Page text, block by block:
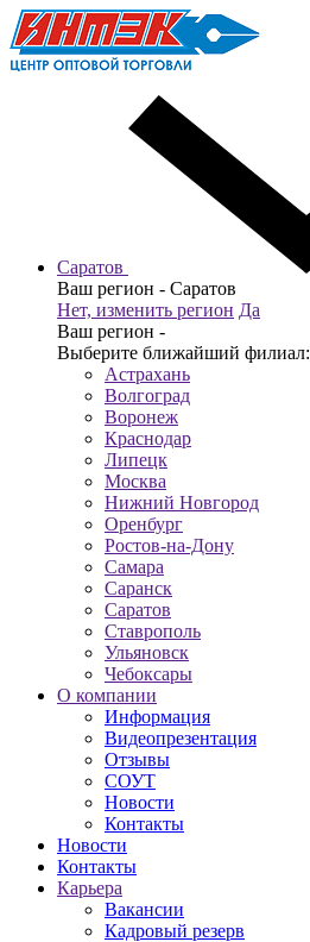
Саратов
Ваш регион - Саратов
Нет, изменить регион Да
Ваш регион -
Выберите ближайший филиал:
Астрахань
Волгоград
Воронеж
Краснодар
Липецк
Москва
Нижний Новгород
Оренбург
Ростов-на-Дону
Самара
Саранск
Саратов
Ставрополь
Ульяновск
Чебоксары
О компании
Информация
Видеопрезентация
Отзывы
СОУТ
Новости
Контакты
Новости
Контакты
Карьера
Вакансии
Кадровый резерв